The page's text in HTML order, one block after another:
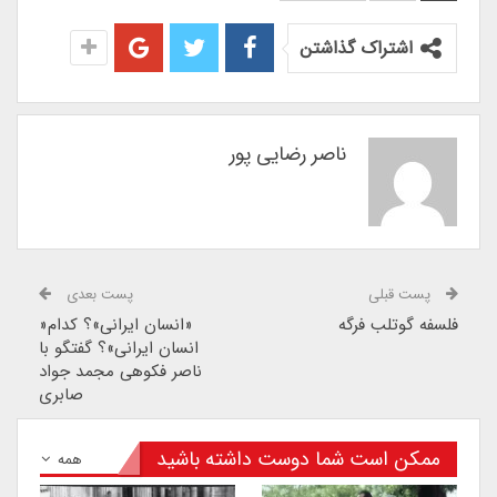
اشتراک گذاشتن
ناصر رضایی پور
پست قبلی
فلسفه گوتلب فرگه
پست بعدی
«انسان ایرانی»؟ کدام«
انسان ایرانی»؟ گفتگو با
ناصر فکوهی مجمد جواد
صابری
همه ممکن است شما دوست داشته باشید